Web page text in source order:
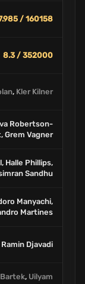
/ 160158
8.3 / 352000
, Kler Kilner
Robertson-
Grem Vagner
Halle Phillips,
Sandhu
Manyachi,
Martines
Ramin Djavadi
, Uilyam